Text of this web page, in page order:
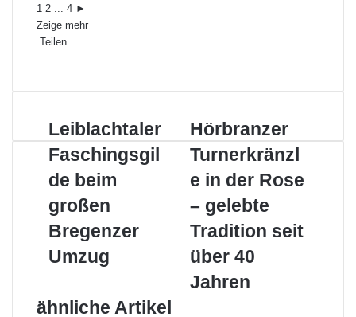
1 2 ... 4 ►
Zeige mehr
Teilen
E-
Leiblachtaler
Faschingsgilde
beim
großen
Umzug
Leiblachtaler
Faschingsgil
de beim
großen
Bregenzer
Umzug
Hörbranzer
Turnerkränzle
der
–
gelebte
Tradition
seit
über
40
Hörbranzer
Turnerkränzl
e in der Rose
– gelebte
Tradition seit
über 40
Jahren
ähnliche Artikel